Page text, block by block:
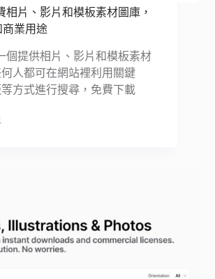
相片、影片和模板素材圖庫，
商業用途
個提供相片、影片和模板素材
人都可在網站裡利用關鍵
方式進行搜尋，免費下載